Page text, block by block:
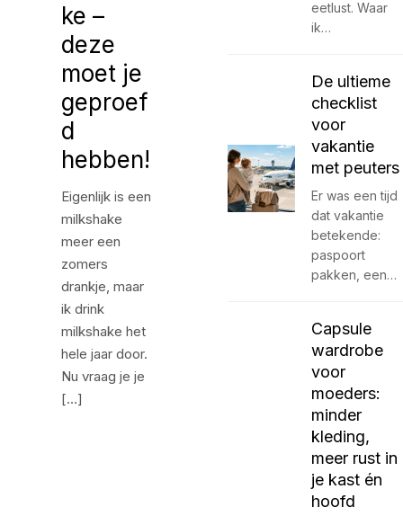
ke –
deze
moet je
geproef
d
hebben!
Eigenlijk is een
milkshake
meer een
zomers
drankje, maar
ik drink
milkshake het
hele jaar door.
Nu vraag je je
[…]
eetlust. Waar
ik…
De ultieme
checklist
voor
vakantie
met peuters
Er was een tijd
dat vakantie
betekende:
paspoort
pakken, een…
Capsule
wardrobe
voor
moeders:
minder
kleding,
meer rust in
je kast én
hoofd